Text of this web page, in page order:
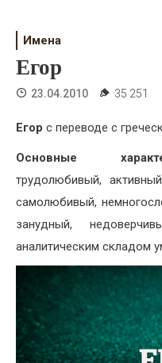
Дети
Свадьба
Хобби
Красота
Недвижимость
Имена
Егор
23.04.2010 35 251
Егор с переводе с
Основные
трудолюбивый,
самолюбивый,
занудный,
аналитическим складом